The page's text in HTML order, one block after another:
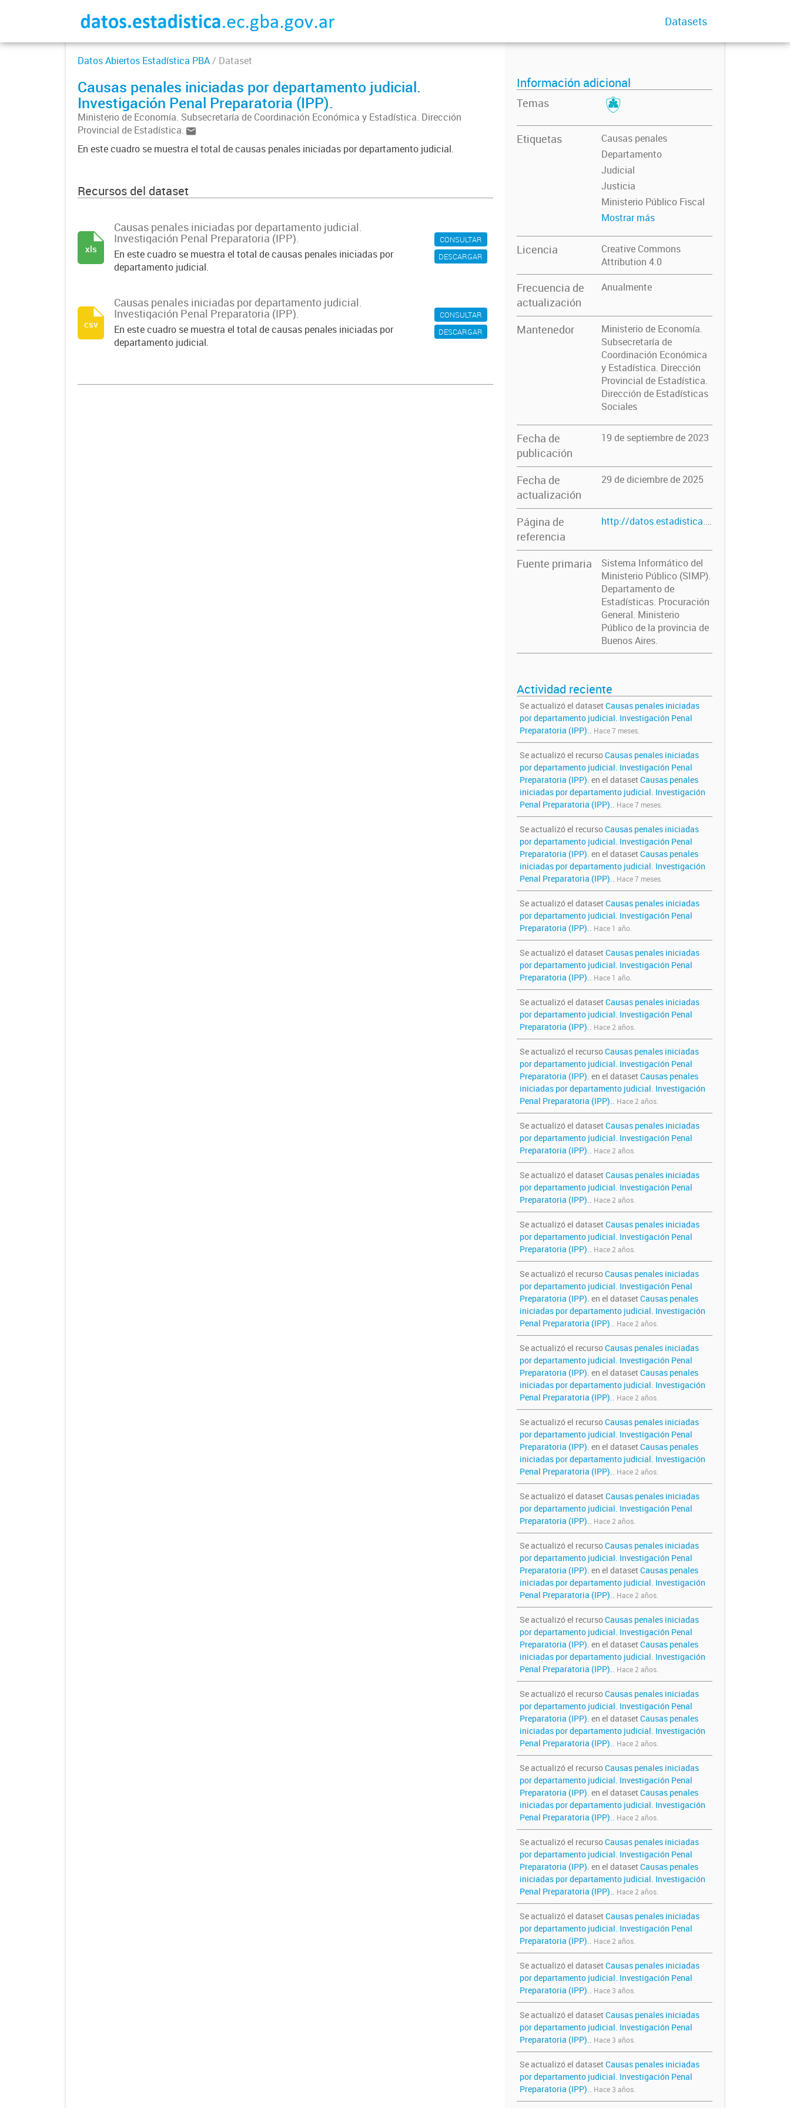
Datasets
Datos Abiertos Estadística PBA/ Dataset
Causas penales iniciadas por departamento judicial.
Investigación Penal Preparatoria (IPP).
Ministerio de Economía. Subsecretaría de Coordinación Económica y Estadística. Dirección
Provincial de Estadística.
En este cuadro se muestra el total de causas penales iniciadas por departamento judicial.
Recursos del dataset
CONSULTAR
DESCARGAR
Causas penales iniciadas por departamento judicial.
Investigación Penal Preparatoria (IPP).
En este cuadro se muestra el total de causas penales iniciadas por
departamento judicial.
xls
CONSULTAR
DESCARGAR
Causas penales iniciadas por departamento judicial.
Investigación Penal Preparatoria (IPP).
En este cuadro se muestra el total de causas penales iniciadas por
departamento judicial.
csv
Información adicional
Temas
Etiquetas
Causas penales
Departamento
Judicial
Justicia
Ministerio Público Fiscal
Mostrar más
Licencia
Creative Commons
Attribution 4.0
Frecuencia de
actualización
Anualmente
Mantenedor
Ministerio de Economía.
Subsecretaría de
Coordinación Económica
y Estadística. Dirección
Provincial de Estadística.
Dirección de Estadísticas
Sociales
Fecha de
publicación
19 de septiembre de 2023
Fecha de
actualización
29 de diciembre de 2025
Página de
referencia
http://datos.estadistica.ec.gba.gov.ar/dataset/causas-penales-iniciadas-por-departamento-judicial-investigacion-penal-preparatoria-ipp
Fuente primaria
Sistema Informático del
Ministerio Público (SIMP).
Departamento de
Estadísticas. Procuración
General. Ministerio
Público de la provincia de
Buenos Aires.
Actividad reciente
Se actualizó el dataset Causas penales iniciadas
por departamento judicial. Investigación Penal
Preparatoria (IPP).. Hace 7 meses.
Se actualizó el recursoCausas penales iniciadas
por departamento judicial. Investigación Penal
Preparatoria (IPP). en el dataset Causas penales
iniciadas por departamento judicial. Investigación
Penal Preparatoria (IPP).. Hace 7 meses.
Se actualizó el recursoCausas penales iniciadas
por departamento judicial. Investigación Penal
Preparatoria (IPP). en el dataset Causas penales
iniciadas por departamento judicial. Investigación
Penal Preparatoria (IPP).. Hace 7 meses.
Se actualizó el dataset Causas penales iniciadas
por departamento judicial. Investigación Penal
Preparatoria (IPP).. Hace 1 año.
Se actualizó el dataset Causas penales iniciadas
por departamento judicial. Investigación Penal
Preparatoria (IPP).. Hace 1 año.
Se actualizó el dataset Causas penales iniciadas
por departamento judicial. Investigación Penal
Preparatoria (IPP).. Hace 2 años.
Se actualizó el recursoCausas penales iniciadas
por departamento judicial. Investigación Penal
Preparatoria (IPP). en el dataset Causas penales
iniciadas por departamento judicial. Investigación
Penal Preparatoria (IPP).. Hace 2 años.
Se actualizó el dataset Causas penales iniciadas
por departamento judicial. Investigación Penal
Preparatoria (IPP).. Hace 2 años.
Se actualizó el dataset Causas penales iniciadas
por departamento judicial. Investigación Penal
Preparatoria (IPP).. Hace 2 años.
Se actualizó el dataset Causas penales iniciadas
por departamento judicial. Investigación Penal
Preparatoria (IPP).. Hace 2 años.
Se actualizó el recursoCausas penales iniciadas
por departamento judicial. Investigación Penal
Preparatoria (IPP). en el dataset Causas penales
iniciadas por departamento judicial. Investigación
Penal Preparatoria (IPP).. Hace 2 años.
Se actualizó el recursoCausas penales iniciadas
por departamento judicial. Investigación Penal
Preparatoria (IPP). en el dataset Causas penales
iniciadas por departamento judicial. Investigación
Penal Preparatoria (IPP).. Hace 2 años.
Se actualizó el recursoCausas penales iniciadas
por departamento judicial. Investigación Penal
Preparatoria (IPP). en el dataset Causas penales
iniciadas por departamento judicial. Investigación
Penal Preparatoria (IPP).. Hace 2 años.
Se actualizó el dataset Causas penales iniciadas
por departamento judicial. Investigación Penal
Preparatoria (IPP).. Hace 2 años.
Se actualizó el recursoCausas penales iniciadas
por departamento judicial. Investigación Penal
Preparatoria (IPP). en el dataset Causas penales
iniciadas por departamento judicial. Investigación
Penal Preparatoria (IPP).. Hace 2 años.
Se actualizó el recursoCausas penales iniciadas
por departamento judicial. Investigación Penal
Preparatoria (IPP). en el dataset Causas penales
iniciadas por departamento judicial. Investigación
Penal Preparatoria (IPP).. Hace 2 años.
Se actualizó el recursoCausas penales iniciadas
por departamento judicial. Investigación Penal
Preparatoria (IPP). en el dataset Causas penales
iniciadas por departamento judicial. Investigación
Penal Preparatoria (IPP).. Hace 2 años.
Se actualizó el recursoCausas penales iniciadas
por departamento judicial. Investigación Penal
Preparatoria (IPP). en el dataset Causas penales
iniciadas por departamento judicial. Investigación
Penal Preparatoria (IPP).. Hace 2 años.
Se actualizó el recursoCausas penales iniciadas
por departamento judicial. Investigación Penal
Preparatoria (IPP). en el dataset Causas penales
iniciadas por departamento judicial. Investigación
Penal Preparatoria (IPP).. Hace 2 años.
Se actualizó el dataset Causas penales iniciadas
por departamento judicial. Investigación Penal
Preparatoria (IPP).. Hace 2 años.
Se actualizó el dataset Causas penales iniciadas
por departamento judicial. Investigación Penal
Preparatoria (IPP).. Hace 3 años.
Se actualizó el dataset Causas penales iniciadas
por departamento judicial. Investigación Penal
Preparatoria (IPP).. Hace 3 años.
Se actualizó el dataset Causas penales iniciadas
por departamento judicial. Investigación Penal
Preparatoria (IPP).. Hace 3 años.